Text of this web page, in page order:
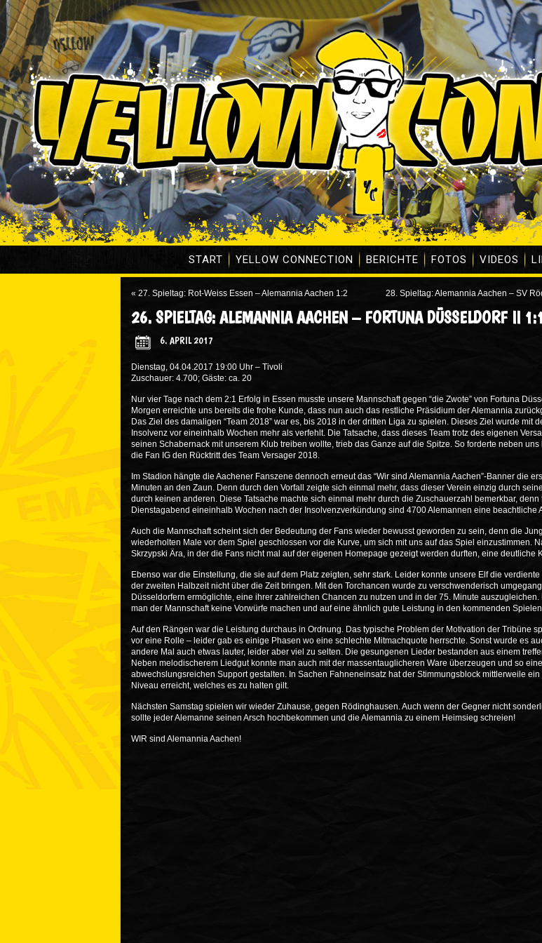
START YELLOW CONNECTION BERICHTE FOTOS VIDEOS
« 27. Spieltag: Rot-Weiss Essen – Alemannia Aachen 1:2 28. Spieltag: Alemannia Aachen – SV
26. SPIELTAG: ALEMANNIA AACHEN – FORTUNA DÜSSELDORF II
6. APRIL 2017
Dienstag, 04.04.2017 19:00 Uhr – Tivoli
Zuschauer: 4.700; Gäste: ca. 20
Nur vier Tage nach dem 2:1 Erfolg in Essen musste unsere Mannschaft gegen “die Zwote” von Fortuna
Morgen erreichte uns bereits die frohe Kunde, dass nun auch das restliche Präsidium der Alemannia
Das Ziel des damaligen “Team 2018” war es, bis 2018 in der dritten Liga zu spielen. Dieses Ziel wurde mit
Insolvenz vor eineinhalb Wochen mehr als verfehlt. Die Tatsache, dass dieses Team trotz des eigenen
seinen Schabernack mit unserem Klub treiben wollte, trieb das Ganze auf die Spitze. So forderte neben uns
die Fan IG den Rücktritt des Team Versager 2018.
Im Stadion hängte die Aachener Fanszene dennoch erneut das “Wir sind Alemannia Aachen”-Banner die
Minuten an den Zaun. Denn durch den Vorfall zeigte sich einmal mehr, dass dieser Verein einzig durch
durch keinen anderen. Diese Tatsache machte sich einmal mehr durch die Zuschauerzahl bemerkbar, denn
Dienstagabend eineinhalb Wochen nach der Insolvenzverkündung sind 4700 Alemannen eine beachtliche
Auch die Mannschaft scheint sich der Bedeutung der Fans wieder bewusst geworden zu sein, denn die
wiederholten Male vor dem Spiel geschlossen vor die Kurve, um sich mit uns auf das Spiel einzustimmen.
Skrzypski Ära, in der die Fans nicht mal auf der eigenen Homepage gezeigt werden durften, eine deutliche
Ebenso war die Einstellung, die sie auf dem Platz zeigten, sehr stark. Leider konnte unsere Elf die
der zweiten Halbzeit nicht über die Zeit bringen. Mit den Torchancen wurde zu verschwenderisch
Düsseldorfern ermöglichte, eine ihrer zahlreichen Chancen zu nutzen und in der 75. Minute auszugleichen.
man der Mannschaft keine Vorwürfe machen und auf eine ähnlich gute Leistung in den kommenden
Auf den Rängen war die Leistung durchaus in Ordnung. Das typische Problem der Motivation der Tribüne
vor eine Rolle – leider gab es einige Phasen wo eine schlechte Mitmachquote herrschte. Sonst wurde es
andere Mal auch etwas lauter, leider aber viel zu selten. Die gesungenen Lieder bestanden aus einem
Neben melodischerem Liedgut konnte man auch mit der massentauglicheren Ware überzeugen und so
abwechslungsreichen Support gestalten. In Sachen Fahneneinsatz hat der Stimmungsblock mittlerweile
Niveau erreicht, welches es zu halten gilt.
Nächsten Samstag spielen wir wieder Zuhause, gegen Rödinghausen. Auch wenn der Gegner nicht
sollte jeder Alemanne seinen Arsch hochbekommen und die Alemannia zu einem Heimsieg schreien!
WIR sind Alemannia Aachen!